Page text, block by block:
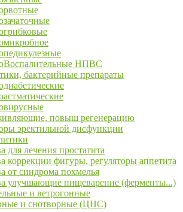
НПВС
бактерийные препараты
повыш регенерацию
эректильной дисфункции
для лечения простатита
коррекции фигуры, регуляторы аппетита
от синдрома похмелья
улучшающие пищеварение (ферменты...)
и ветрогонные
и снотворные (ЦНС)